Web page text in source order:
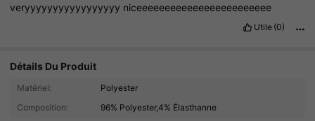
veryyyyyyyyyyyyyyyyy niceeeeeeeeeeeeeeeeeeeeeeee
Utile (0)
Détails Du Produit
Matériel:
Polyester
Composition:
96% Polyester,4% Élasthanne
2.2K Suiveurs